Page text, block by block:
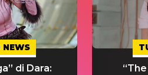
di Dara: